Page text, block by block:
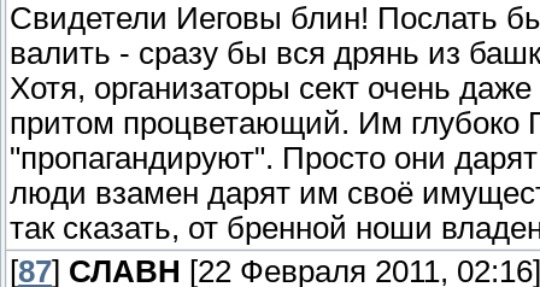
Свидетели Иеговы блин! Послать
валить - сразу бы вся дрянь из
Хотя, организаторы сект очень
притом процветающий. Им глубоко
"пропагандируют". Просто они
люди взамен дарят им своё
так сказать, от бренной ноши
[87] СЛАВН [22 Февраля 2011, 02:16]